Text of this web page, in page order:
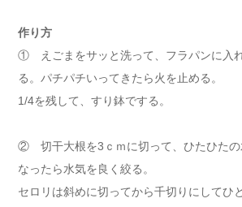
作り方
① えごまをサッと洗って、フラパンに入
る。パチパチいってきたら火を止める。
1/4を残して、すり鉢でする。
② 切干大根を3ｃｍに切って、ひたひたの
なったら水気を良く絞る。
セロリは斜めに切ってから千切りにしてひ